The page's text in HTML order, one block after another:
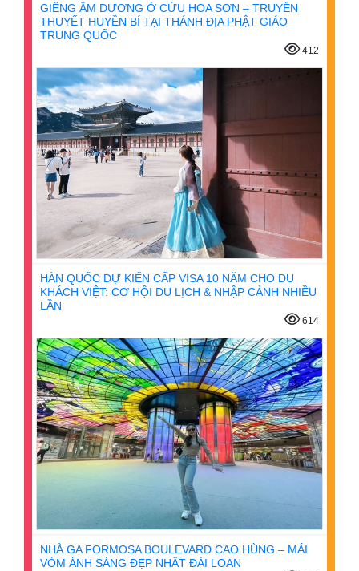
GIẾNG ÂM DƯƠNG Ở CỬU HOA SƠN – TRUYỀN
THUYẾT HUYỀN BÍ TẠI THÁNH ĐỊA PHẬT GIÁO
TRUNG QUỐC
412
HÀN QUỐC DỰ KIẾN CẤP VISA 10 NĂM CHO DU
KHÁCH VIỆT: CƠ HỘI DU LỊCH & NHẬP CẢNH NHIỀU
LẦN
614
NHÀ GA FORMOSA BOULEVARD CAO HÙNG – MÁI
VÒM ÁNH SÁNG ĐẸP NHẤT ĐÀI LOAN